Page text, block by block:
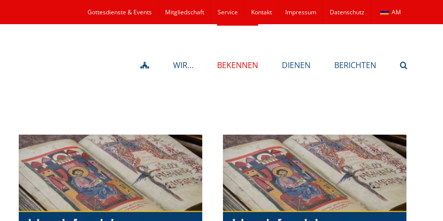
Gottesdienste & Events Mitgliedschaft Service Kontakt Impressum Datenschutz AM
WIR… BEKENNEN DIENEN BERICHTEN
Wort zum Sonntag am
25.07.2020